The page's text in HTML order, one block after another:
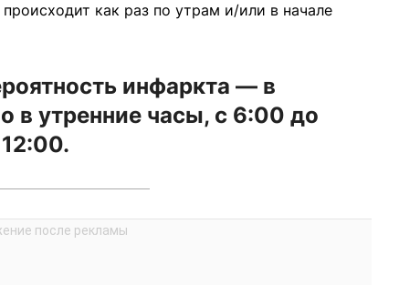
как раз по утрам и/или в начале
инфаркта — в
в утренние часы, с 6:00 до
12:00.